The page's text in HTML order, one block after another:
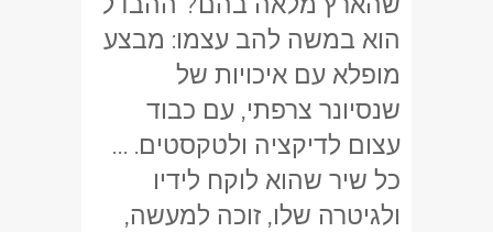
הוא במשה להב עצמו: מבצע
מופלא עם איכויות של
שנסיונר צרפתי, עם כבוד
עצום לדיקציה ולטקסטים. …
כל שיר שהוא לוקח לידיו
ולגיטרה שלו, זוכה למעשה,